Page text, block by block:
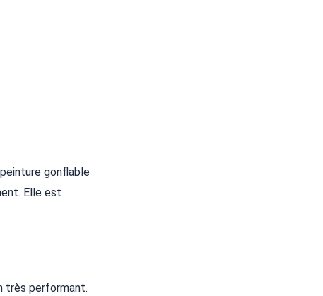
gonflable
Elle est
très performant.